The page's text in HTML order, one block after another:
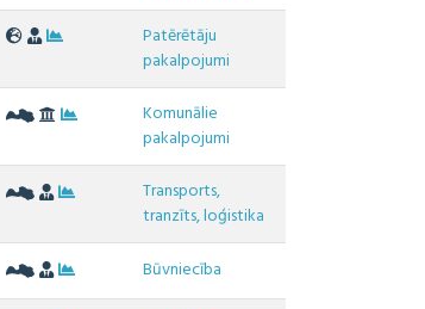
Patērētāju
pakalpojumi
Komunālie
pakalpojumi
Transports,
tranzīts, loģistika
Būvniecība